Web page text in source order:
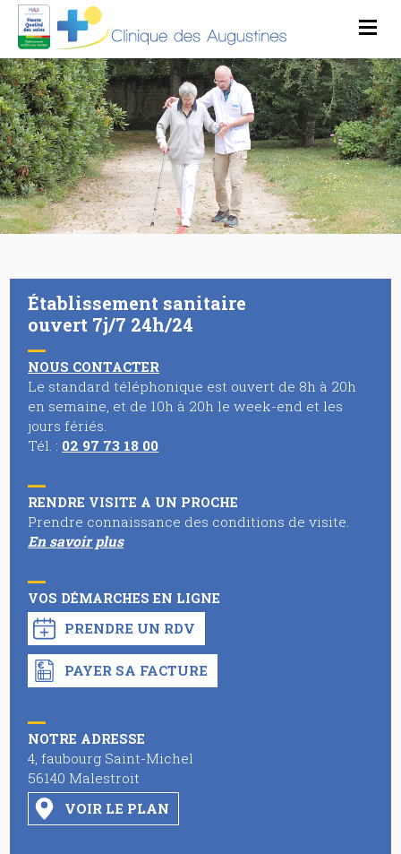
Établissement sanitaire
ouvert 7j/7 24h/24
NOUS CONTACTER
Le standard téléphonique est ouvert de 8h à 20h
en semaine, et de 10h à 20h le week-end et les
jours fériés.
Tél. : 02 97 73 18 00
RENDRE VISITE A UN PROCHE
Prendre connaissance des conditions de visite.
En savoir plus
VOS DÉMARCHES EN LIGNE
PRENDRE UN RDV
PAYER SA FACTURE
NOTRE ADRESSE
4, faubourg Saint-Michel
56140 Malestroit
VOIR LE PLAN